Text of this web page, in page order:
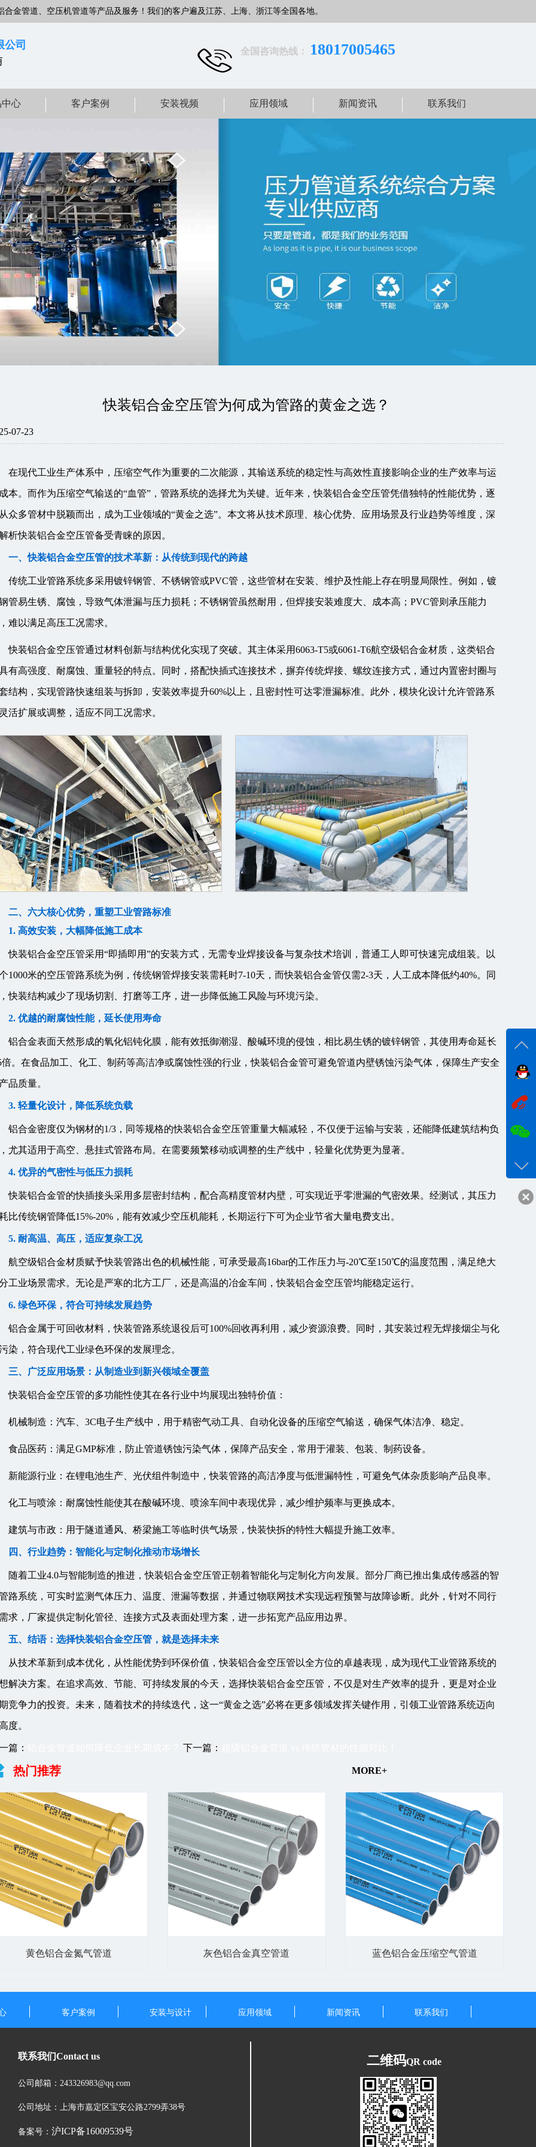
金管道、空压机管道等产品及服务！我们的客户遍及江苏、上海、浙江等全国各地。
司
全国咨询热线： 18017005465
心 客户案例 安装视频 应用领域 新闻资讯 联系我们
快装铝合金空压管为何成为管路的黄金之选？
07-23
在现代工业生产体系中，压缩空气作为重要的二次能源，其输送系统的稳定性与高效性直接影响企业的生产效率与运
本。而作为压缩空气输送的“血管”，管路系统的选择尤为关键。近年来，快装铝合金空压管凭借独特的性能优势，逐
众多管材中脱颖而出，成为工业领域的“黄金之选”。本文将从技术原理、核心优势、应用场景及行业趋势等维度，深
析快装铝合金空压管备受青睐的原因。
一、快装铝合金空压管的技术革新：从传统到现代的跨越
传统工业管路系统多采用镀锌钢管、不锈钢管或PVC管，这些管材在安装、维护及性能上存在明显局限性。例如，镀
管易生锈、腐蚀，导致气体泄漏与压力损耗；不锈钢管虽然耐用，但焊接安装难度大、成本高；PVC管则承压能力
难以满足高压工况需求。
快装铝合金空压管通过材料创新与结构优化实现了突破。其主体采用6063-T5或6061-T6航空级铝合金材质，这类铝合
有高强度、耐腐蚀、重量轻的特点。同时，搭配快插式连接技术，摒弃传统焊接、螺纹连接方式，通过内置密封圈与
结构，实现管路快速组装与拆卸，安装效率提升60%以上，且密封性可达零泄漏标准。此外，模块化设计允许管路系
活扩展或调整，适应不同工况需求。
二、六大核心优势，重塑工业管路标准
1. 高效安装，大幅降低施工成本
快装铝合金空压管采用“即插即用”的安装方式，无需专业焊接设备与复杂技术培训，普通工人即可快速完成组装。以
1000米的空压管路系统为例，传统钢管焊接安装需耗时7-10天，而快装铝合金管仅需2-3天，人工成本降低约40%。同
快装结构减少了现场切割、打磨等工序，进一步降低施工风险与环境污染。
2. 优越的耐腐蚀性能，延长使用寿命
铝合金表面天然形成的氧化铝钝化膜，能有效抵御潮湿、酸碱环境的侵蚀，相比易生锈的镀锌钢管，其使用寿命延长
倍。在食品加工、化工、制药等高洁净或腐蚀性强的行业，快装铝合金管可避免管道内壁锈蚀污染气体，保障生产安全
品质量。
3. 轻量化设计，降低系统负载
铝合金密度仅为钢材的1/3，同等规格的快装铝合金空压管重量大幅减轻，不仅便于运输与安装，还能降低建筑结构负
尤其适用于高空、悬挂式管路布局。在需要频繁移动或调整的生产线中，轻量化优势更为显著。
4. 优异的气密性与低压力损耗
快装铝合金管的快插接头采用多层密封结构，配合高精度管材内壁，可实现近乎零泄漏的气密效果。经测试，其压力
比传统钢管降低15%-20%，能有效减少空压机能耗，长期运行下可为企业节省大量电费支出。
5. 耐高温、高压，适应复杂工况
航空级铝合金材质赋予快装管路出色的机械性能，可承受最高16bar的工作压力与-20℃至150℃的温度范围，满足绝大
工业场景需求。无论是严寒的北方工厂，还是高温的冶金车间，快装铝合金空压管均能稳定运行。
6. 绿色环保，符合可持续发展趋势
铝合金属于可回收材料，快装管路系统退役后可100%回收再利用，减少资源浪费。同时，其安装过程无焊接烟尘与化
染，符合现代工业绿色环保的发展理念。
三、广泛应用场景：从制造业到新兴领域全覆盖
快装铝合金空压管的多功能性使其在各行业中均展现出独特价值：
机械制造：汽车、3C电子生产线中，用于精密气动工具、自动化设备的压缩空气输送，确保气体洁净、稳定。
食品医药：满足GMP标准，防止管道锈蚀污染气体，保障产品安全，常用于灌装、包装、制药设备。
新能源行业：在锂电池生产、光伏组件制造中，快装管路的高洁净度与低泄漏特性，可避免气体杂质影响产品良率。
化工与喷涂：耐腐蚀性能使其在酸碱环境、喷涂车间中表现优异，减少维护频率与更换成本。
建筑与市政：用于隧道通风、桥梁施工等临时供气场景，快装快拆的特性大幅提升施工效率。
四、行业趋势：智能化与定制化推动市场增长
随着工业4.0与智能制造的推进，快装铝合金空压管正朝着智能化与定制化方向发展。部分厂商已推出集成传感器的智
路系统，可实时监测气体压力、温度、泄漏等数据，并通过物联网技术实现远程预警与故障诊断。此外，针对不同行
求，厂家提供定制化管径、连接方式及表面处理方案，进一步拓宽产品应用边界。
五、结语：选择快装铝合金空压管，就是选择未来
从技术革新到成本优化，从性能优势到环保价值，快装铝合金空压管以全方位的卓越表现，成为现代工业管路系统的
解决方案。在追求高效、节能、可持续发展的今天，选择快装铝合金空压管，不仅是对生产效率的提升，更是对企业
竞争力的投资。未来，随着技术的持续迭代，这一“黄金之选”必将在更多领域发挥关键作用，引领工业管路系统迈向
度。
篇： 下一篇：
热门推荐 MORE+
黄色铝合金氮气管道 灰色铝合金真空管道 蓝色铝合金压缩空气管道
客户案例 安装与设计 应用领域 新闻资讯 联系我们
联系我们Contact us
公司邮箱：243326983@qq.com
公司地址：上海市嘉定区宝安公路2799弄38号
备案号：沪ICP备16009539号
二维码QR code
在线
咨
客服